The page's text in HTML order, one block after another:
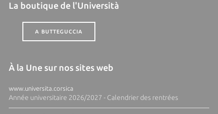
La boutique de l'Università
A BUTTEGUCCIA
À la Une sur nos sites web
www.universita.corsica
Année universitaire 2026/2027 - Calendrier des rentrées